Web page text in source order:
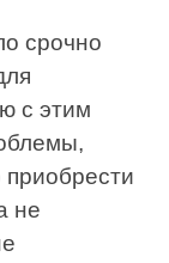
срочно
с этим
не